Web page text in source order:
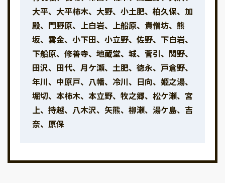
大平、大平柿木、大野、小土肥、柏久保、加
殿、門野原、上白岩、上船原、貴僧坊、熊
坂、雲金、小下田、小立野、佐野、下白岩、
下船原、修善寺、地蔵堂、城、菅引、関野、
田沢、田代、月ケ瀬、土肥、徳永、戸倉野、
年川、中原戸、八幡、冷川、日向、姫之湯、
堀切、本柿木、本立野、牧之郷、松ケ瀬、宮
上、持越、八木沢、矢熊、柳瀬、湯ケ島、吉
奈、原保